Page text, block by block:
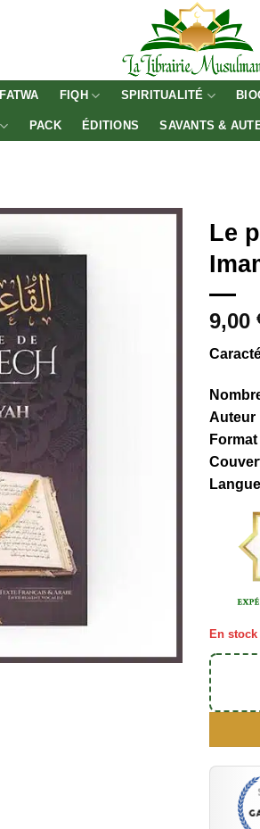
FATWA FIQH SPIRITUALITÉ
PACK ÉDITIONS SAVANTS &
Le
9,00
Auteur
Format
Langue
En stock